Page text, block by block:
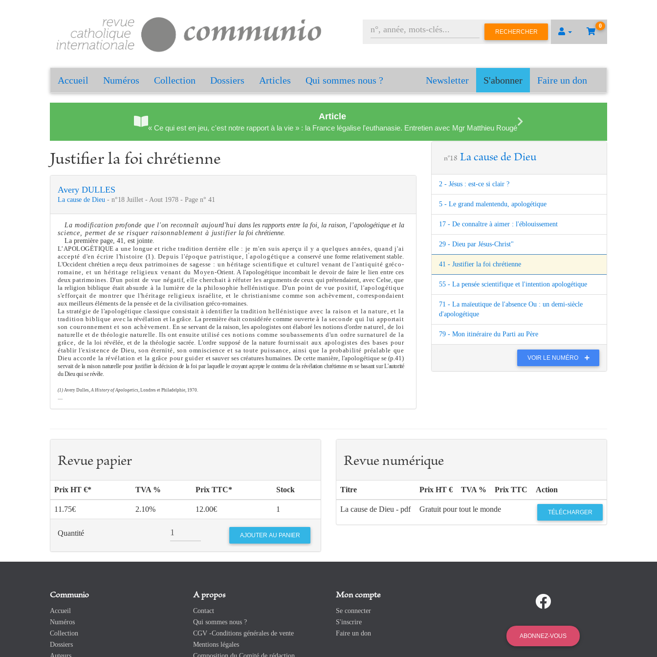
0
RECHERCHER
Accueil Numéros Collection Dossiers Articles Qui sommes nous ? Newsletter S'abonner Faire un don
Article
« Ce qui est en jeu, c'est notre rapport à la vie » : la France légalise l'euthanasie. Entretien avec Mgr Matthieu Rougé
Justifier la foi chrétienne
Avery DULLES
La cause de Dieu - n°18 Juillet - Aout 1978 - Page n° 41
La modification profonde que l'on reconnaît aujourd'huidans les rapports entre la foi, la raison, l’apologétique et la
science, permet de se risquer raisonnablement à justifierla foi chrétienne.
La première page, 41, est jointe.
L’APOLOGÉTIQUE a une longue et riche tradition derrière elle : je m'en suis aperçu il y a quelques années, quand j'ai
accepté d'enécrire l'histoire (1). Depuis l'époque patristique, l'apologétique a conservé une formerelativement stable.
L'Occident chrétien a reçu deux patrimoines de sagesse : un héritage scientifique et culturel venant del'antiquité gréco-
romaine, et un héritage religieux venant du Moyen-Orient. A l'apologétique incombait le devoir de faire le lien entre ces
deuxpatrimoines. D'un point de vue négatif, elle cherchait à réfuter les argu­ments de ceux qui prétendaient, avec Celse, que
la religion biblique était absurde à la lumière de la philosophie hellénistique. D'un point de vuepositif, l'apologétique
s'efforçait de montrer que l'héritage religieux israélite, et le christianisme comme son achèvement, correspondaient
aux meilleurs éléments de la pensée et de la civilisation gréco-romaines.
La stratégie de l'apologétique classique consistait à identifier la tradi­tion hellénistique avec la raison et la nature, et la
tradition biblique avec la révélation et la grâce. La première était considérée comme ouverteà la seconde qui lui apportait
son couronnement et son achèvement.En se servant de la raison, les apologistes ont élaboré les notions d'ordrenaturel, de loi
naturelle et de théologie naturelle. Ils ont ensuite utilisé ces notions comme soubassements d'un ordre surnaturel de la
grâce,de la loi révélée, et de la théologie sacrée. L'ordre supposé de la nature fournissait aux apologistes des bases pour
établir l'existence de Dieu, son éternité, son omniscience et sa toute puissance, ainsi que la proba­bilité préalable que
Dieu accorde la révélation et la grâce pour guider et sauver ses créatures humaines. De cette manière, l'apologétique se (p.41)
servait de la raison naturelle pour justifier la décision de la foi par laquellele croyant açcepte le contenu de la révélation chrétienne en se basant surL'autorité
du Dieu qui se révèle.
(1) Avery Dulles,A History of Apologetics, Londres et Philadelphie, 1970.
.....
n°18 La cause de Dieu
2 - Jésus : est-ce si clair ?
5 - Le grand malentendu, apologétique
17 - De connaître à aimer : l'éblouissement
29 - Dieu par Jésus-Christ"
41 - Justifier la foi chrétienne
55 - La pensée scientifique et l'intention apologétique
71 - La maïeutique de l'absence Ou : un demi-siècle
d'apologétique
79 - Mon itinéraire du Parti au Père
VOIR LE NUMÉRO
Revue papier
Prix HT €* TVA % Prix TTC* Stock
11.75€ 2.10% 12.00€ 1
Quantité
Revue numérique
Titre Prix HT € TVA % Prix TTC Action
La cause de Dieu - pdf Gratuit pour tout le monde TÉLÉCHARGER
Communio
Accueil
Numéros
Collection
Dossiers
A propos
Contact
Qui sommes nous ?
CGV -Conditions générales de vente
Mentions légales
Mon compte
Se connecter
S'inscrire
Faire un don
ABONNEZ-VOUS